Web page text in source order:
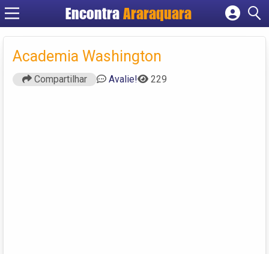
EncontraAraraquara
Cadastrar empresa
Criar conta
Academia Washington
Compartilhar Avalie! 229